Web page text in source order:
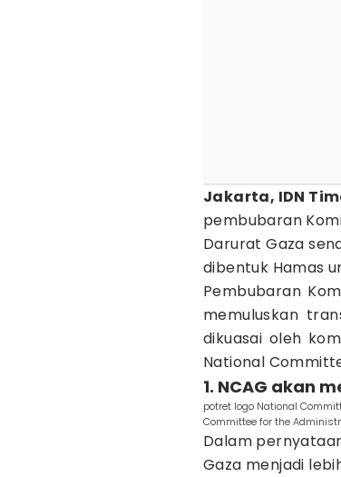
Jakarta, IDN
pembubaran
Darurat Gaza
dibentuk Hamas
Pembubaran
memuluskan
dikuasai oleh
National
1. NCAG akan
potret logo National
Committee for the
Dalam
Gaza menjadi